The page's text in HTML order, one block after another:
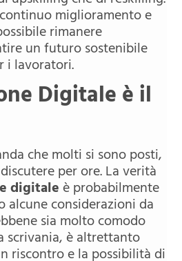
miglioramento e
rimanere
un futuro sostenibile
i lavoratori.
Digitaleèil
che molti si sono posti,
per ore. La verità
digitaleè probabilmente
alcune considerazioni da
sia molto comodo
scrivania, è altrettanto
riscontro e la possibilità di